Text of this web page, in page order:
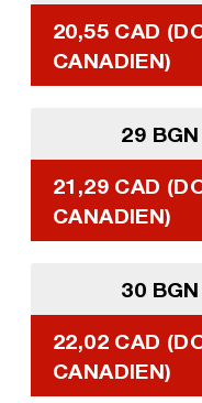
20,55 CAD
CANADIEN)
29
21,29 CAD
CANADIEN)
30
22,02 CAD
CANADIEN)